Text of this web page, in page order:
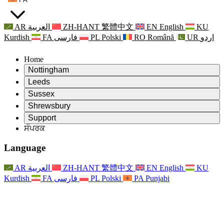
AR العربية ZH-HANT 繁體中文 EN English
KU
Kurdish
FA فارسی PL Polski RO Română UR اردو
Home
Nottingham
Review
ਸਮੀਖਿਆ ਦੇ ਚੇਅਰਮੈਨ
ਸੁਤੰਤਰ ਸਮੀਖਿਆ ਟੀਮ
ਸੰਦਰਭ ਦੀਆਂ ਸ਼ਰਤਾਂ
ਸੁਤੰਤਰ ਸਮੀਖਿਆ ਦੀ ਅੰਤਿਮ ਰਿਪੋਰਟ
ਅਕਸਰ ਪੁੱਛੇ ਜਾਣ ਵਾਲੇ ਸਵਾਲ
ਪਰਿਵਾਰਕ ਫੀਡਬੈਕ ਪ੍ਰਕਿਰਿਆ
ਨਿਊਜ਼ਲੈਟਰ
ਬਾਹਰ ਕੱਡਣਾ
Leeds
Review
ਸਮੀਖਿਆ ਦੇ ਚੇਅਰਮੈਨ
ਸੁਤੰਤਰ ਸਮੀਖਿਆ ਟੀਮ
ਹਵਾਲੇ ਦੀਆਂ ਸ਼ਰਤਾਂ
ਸੰਪਰਕ
ਪਰਿਵਾਰਾਂ ਲਈ ਮਨੋਵਿਗਿਆਨਕ ਸਹਾਇਤਾ
ਪਰਿਵਾਰਾਂ ਲਈ ਅੱਪਡੇਟ
ਘਟਨਾਵਾਂ
For Staff
ਸਟਾਫ ਲਈ ਸਹਾਇਤਾ
Sussex
Review
ਸਮੀਖਿਆ ਦੇ ਚੇਅਰਮੈਨ
ਸੁਤੰਤਰ ਸਮੀਖਿਆ ਟੀਮ
ਸੰਦਰਭ ਦੀਆਂ ਸ਼ਰਤਾਂ
For Families
ਪਰਿਵਾਰਾਂ ਲਈ ਅੱਪਡੇਟ
ਘਟਨਾਵਾਂ
Shrewsbury
Review
ਜਣੇਪਾ ਸਮੀਖਿਆ ਵਾਸਤੇ ਸੰਦਰਭ ਦੀਆਂ ਸ਼ਰਤਾਂ
ਸੁਤੰਤਰ ਸਮੀਖਿਆ ਦੀ ਅੰਤਿਮ ਰਿਪੋਰਟ
ਸੁਤੰਤਰ ਸਮੀਖਿਆ ਦੀ ਪਹਿਲੀ ਰਿਪੋਰਟ
For Families
ਅੱਪਡੇਟ
Support
Leeds
Nottingham
ਪਰਿਵਾਰਕ ਮਨੋਵਿਗਿਆਨਕ ਸਹਾਇਤਾ ਸੇਵਾ
ਮਾਨਸਿਕ ਸਿਹਤ ਸੰਕਟ ਸਹਾਇਤਾ
ਖੇਤਰੀ ਸੇਵਾਵਾਂ ਨੌਟਿੰਘਮ
National
ਸੰਪਰਕ
Language
AR العربية ZH-HANT 繁體中文 EN English
KU
Kurdish
FA فارسی PL Polski PA Punjabi